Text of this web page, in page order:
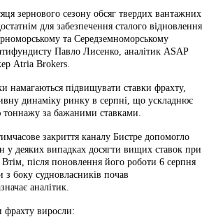
зернового сезону обсяг твердих вантажних
для забезпечення сталого відновлення
та Середземноморському
Павло Лисенко, аналітик ASAP
Atria Brokers.
намагаються підвищувати ставки фрахту,
динаміку ринку в серпні, що ускладнює
тоннажу за бажаними ставками.
закриття каналу Бистре допомогло
у деяких випадках досягти вищих ставок при
після поновлення його роботи 6 серпня
з боку судновласників почав
аналітик.
фрахту виросли: